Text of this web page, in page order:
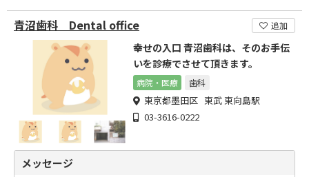
青沼歯科 Dental office 追加
幸せの入口 青沼歯科は、そのお手伝
いを診療でさせて頂きます。
病院・医療 歯科
東京都墨田区 東武 東向島駅
03-3616-0222
メッセージ